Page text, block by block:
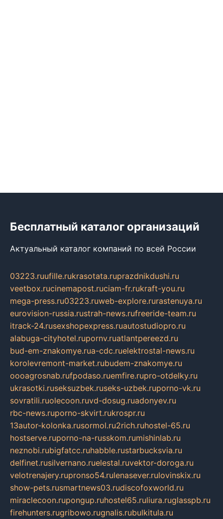
Бесплатный каталог организаций
Актуальный каталог компаний по всей России
03223.ruufille.rukrasotata.ruprazdnikdushi.ru
veetbox.rucinemapost.ruciam-fr.rukraft-you.ru
mega-press.ru03223.ruweb-explore.rurastenuya.ru
eurovision-russia.rustrah-news.rufreeride-team.ru
itrack-24.rusexshopexpress.ruautostudiopro.ru
alabuga-cityhotel.rupornv.ruatlantpereezd.ru
bud-em-znakomye.rua-cdc.ruelektrostal-news.ru
korolevremont-market.rubudem-znakomye.ru
oooagrosnab.rufpodaso.ruemfire.rupro-otdelky.ru
ukrasotki.ruseksuzbek.ruseks-uzbek.ruporno-vk.ru
sovratili.ruolecoon.ruvd-dosug.ruadonyev.ru
rbc-news.ruporno-skvirt.rukrospr.ru
13autor-kolonka.rusormol.ru2rich.ruhostel-65.ru
hostserve.ruporno-na-russkom.rumishinlab.ru
neznobi.rubigfatcc.ruhabble.rustarbucksvia.ru
delfinet.rusilvernano.ruelestal.ruvektor-doroga.ru
velotrenajery.rupronso54.rulenasever.rulovinskix.ru
show-pets.rusmartnews03.rudiscofoxworld.ru
miraclecoon.rupongup.ruhostel65.ruliura.ruglasspb.ru
firehunters.rugribowo.rugnalis.rubulkitula.ru